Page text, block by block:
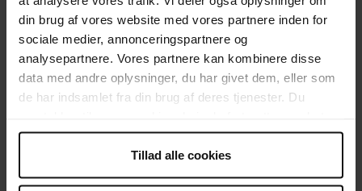
din brug af vores website med vores partnere inden for
sociale medier, annonceringspartnere og
analysepartnere. Vores partnere kan kombinere disse
data med andre oplysninger, du har givet dem, eller som
de har indsamlet fra din brug af deres tjenester. Du
anvende vores hjemmeside.
Tillad alle cookies
skole eller i en virksomhed, hvor der
ikke skal undervises i færdselsrelateret
førstehjælp
Udfyldt instruktørerklæring i
samarbejde med aktivitetslederen, hvis
du skal være instruktør i en Røde Kors
Røde Kors' lokalafdelinger eller en
skole/virksomhed hvor det er stedets